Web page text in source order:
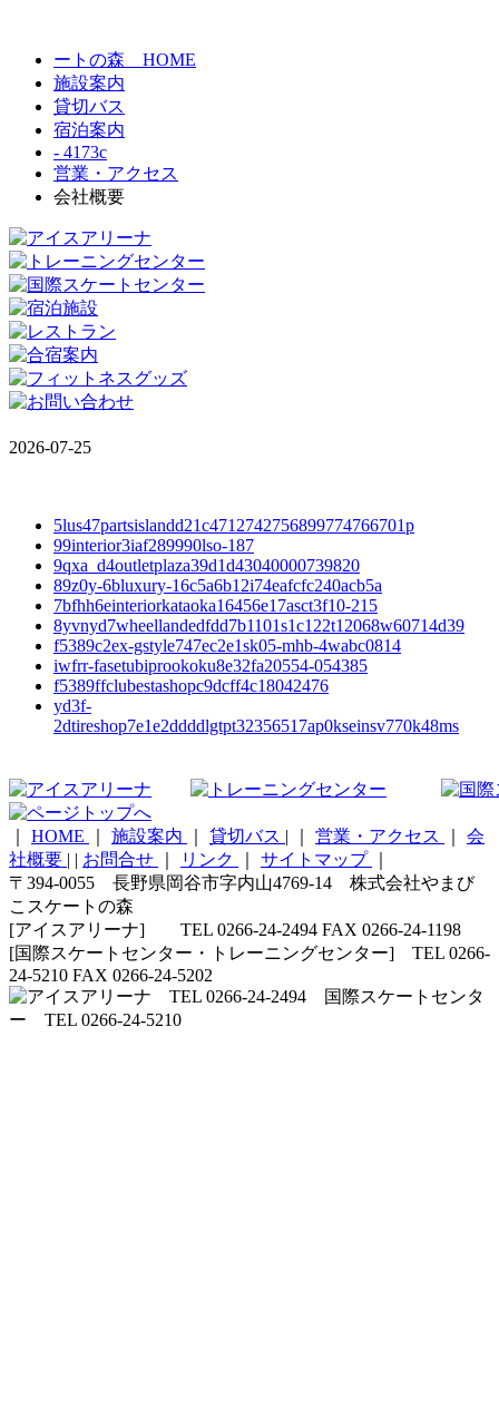
ートの森 HOME
施設案内
貸切バス
宿泊案内
- 4173c
営業・アクセス
会社概要
2026-07-25
5lus47partsislandd21c4712742756899774766701p
99interior3iaf289990lso-187
9qxa_d4outletplaza39d1d43040000739820
89z0y-6bluxury-16c5a6b12i74eafcfc240acb5a
7bfhh6einteriorkataoka16456e17asct3f10-215
8yvnyd7wheellandedfdd7b1101s1c122t12068w60714d39
f5389c2ex-gstyle747ec2e1sk05-mhb-4wabc0814
iwfrr-fasetubiprookoku8e32fa20554-054385
f5389ffclubestashopc9dcff4c18042476
yd3f-
2dtireshop7e1e2ddddlgtpt32356517ap0kseinsv770k48ms
HOME 施設案内 貸切バス | 営業・アクセス
会
社概要 | | お問合せ リンク サイトマップ
〒394-0055 長野県岡谷市字内山4769-14 株式会社やまび
こスケートの森
[アイスアリーナ] TEL 0266-24-2494 FAX 0266-24-1198
[国際スケートセンター・トレーニングセンター] TEL 0266-
24-5210 FAX 0266-24-5202